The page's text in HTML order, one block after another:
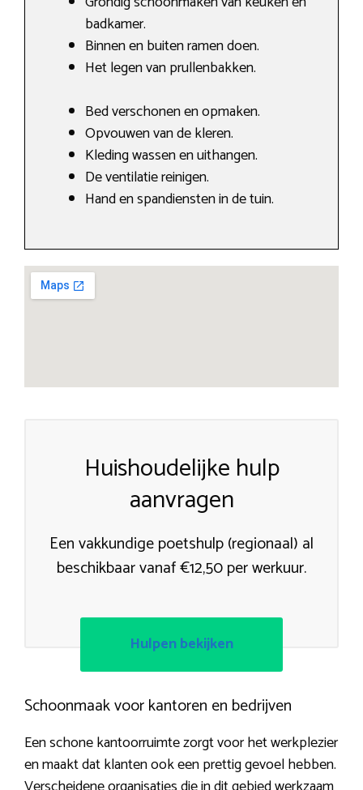
badkamer.
Binnen en buiten ramen doen.
Het legen van prullenbakken.
Bed verschonen en opmaken.
Opvouwen van de kleren.
Kleding wassen en uithangen.
De ventilatie reinigen.
Hand en spandiensten in de tuin.
Huishoudelijke hulp
aanvragen
Een vakkundige poetshulp (regionaal) al
beschikbaar vanaf €12,50 per werkuur.
Hulpen bekijken
Schoonmaak voor kantoren en bedrijven
Een schone kantoorruimte zorgt voor het werkplezier
en maakt dat klanten ook een prettig gevoel hebben.